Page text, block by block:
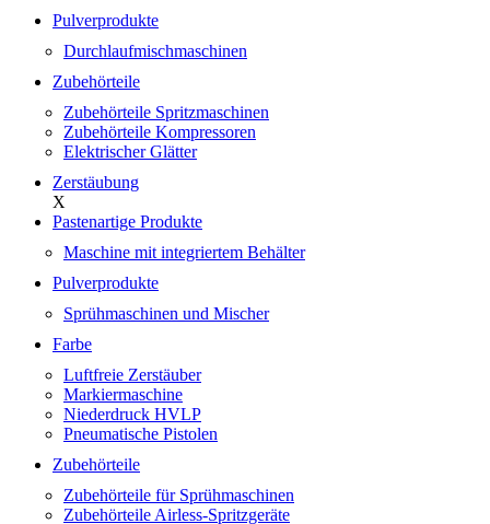
Pulverprodukte
Durchlaufmischmaschinen
Zubehörteile
Zubehörteile Spritzmaschinen
Zubehörteile Kompressoren
Elektrischer Glätter
Zerstäubung
X
Pastenartige Produkte
Maschine mit integriertem Behälter
Pulverprodukte
Sprühmaschinen und Mischer
Farbe
Luftfreie Zerstäuber
Markiermaschine
Niederdruck HVLP
Pneumatische Pistolen
Zubehörteile
Zubehörteile für Sprühmaschinen
Zubehörteile Airless-Spritzgeräte